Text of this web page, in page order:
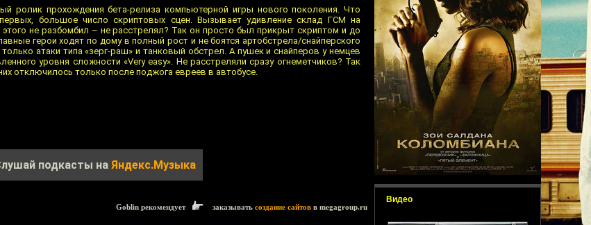
Видео
ролик прохождения бета-релиза компьютерной игры нового поколения. Что
большое число скриптовых сцен. Вызывает удивление склад ГСМ на
не разбомбил – не расстрелял? Так он просто был прикрыт скриптом и до
герои ходят по дому в полный рост и не боятся артобстрела/снайперского
атаки типа «зерг-раш» и танковый обстрел. А пушек и снайперов у немцев
уровня сложности «Very easy». Не расстреляли сразу огнеметчиков? Так
отключилось только после поджога евреев в автобусе.
подкасты на Яндекс.Музыка
Goblin рекомендует заказывать создание сайтов в megagroup.ru